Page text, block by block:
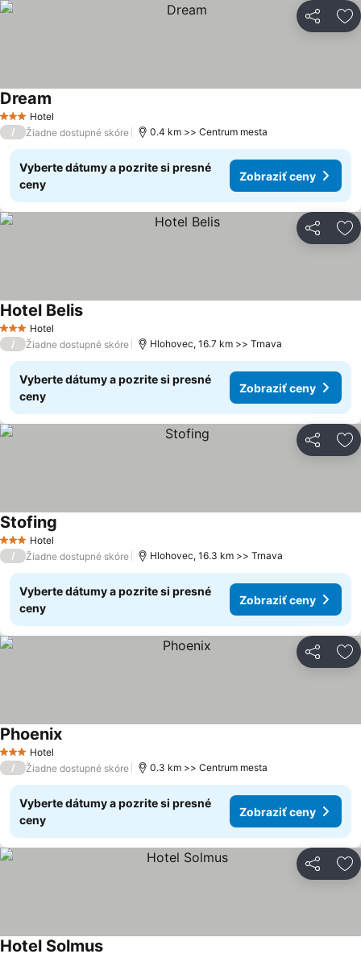
Zdieľať
3 Počet hviezdičiek
Hotel
Dream
/ Žiadne dostupné skóre 0.4 km >> Centrum mesta
Vyberte dátumy a pozrite si presné
ceny
Zobraziť ceny
Zdieľať
3 Počet hviezdičiek
Hotel
Hotel BelisZobraziť ceny
/ Žiadne dostupné skóre Hlohovec, 16.7 km >> Trnava
Vyberte dátumy a pozrite si presné
ceny
Zobraziť ceny
Zdieľať
3 Počet hviezdičiek
Hotel
Stofing
/ Žiadne dostupné skóre Hlohovec, 16.3 km >> Trnava
Vyberte dátumy a pozrite si presné
ceny
Zobraziť ceny
Zdieľať
3 Počet hviezdičiek
Hotel
PhoenixZobraziť ceny
/ Žiadne dostupné skóre 0.3 km >> Centrum mesta
Vyberte dátumy a pozrite si presné
ceny
Zobraziť ceny
Zdieľať
Hotel Solmus